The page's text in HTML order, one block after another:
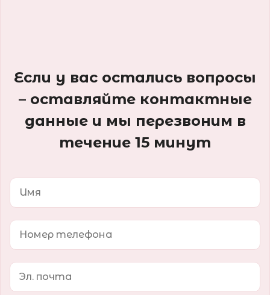
Если у вас остались вопросы
– оставляйте контактные
данные и мы перезвоним в
течение 15 минут